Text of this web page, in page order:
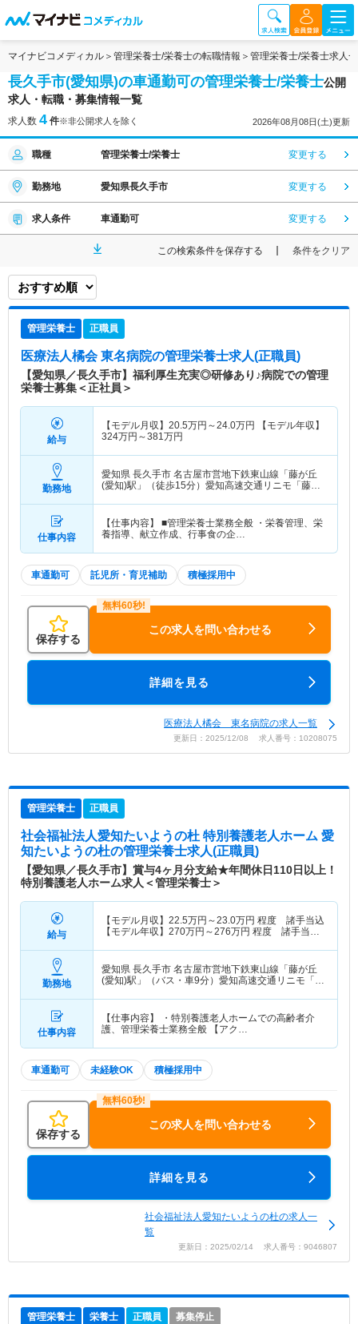
マイナビコメディカル 管理栄養士/栄養士の転職情報 管理栄養士/栄養士求人
長久手市(愛知県)の車通勤可の管理栄養士/栄養士公開
求人・転職・募集情報一覧
求人数 4 件※非公開求人を除く 2026年08月08日(土)更新
職種 管理栄養士/栄養士 変更する
勤務地 愛知県長久手市 変更する
求人条件 車通勤可 変更する
この検索条件を保存する 条件をクリア
管理栄養士 正職員
医療法人橘会 東名病院の管理栄養士求人(正職員)
【愛知県／長久手市】福利厚生充実◎研修あり♪病院での管理
栄養士募集＜正社員＞
給与
【モデル月収】 20.5万円～24.0万円
【モデル年収】
324万円～381万円
勤務地
愛知県 長久手市 名古屋市営地下鉄東山線「藤が丘
(愛知)駅」（徒歩15分）愛知高速交通リニモ「藤が
仕事内容
【仕事内容】 ■管理栄養士業務全般 ・栄養管理、栄
養指導、献立作成、行事食の企…
車通勤可 託児所・育児補助 積極採用中
保存する
この求人を問い合わせる
詳細を見る
医療法人橘会 東名病院の求人一覧
更新日：2025/12/08 求人番号：10208075
管理栄養士 正職員
社会福祉法人愛知たいようの杜 特別養護老人ホーム 愛
知たいようの杜の管理栄養士求人(正職員)
【愛知県／長久手市】賞与4ヶ月分支給★年間休日110日以上！
特別養護老人ホーム求人＜管理栄養士＞
給与
【モデル月収】 22.5万円～23.0万円 程度 諸手当込
【モデル年収】 270万円～276万円 程度 諸手当
勤務地
愛知県 長久手市 名古屋市営地下鉄東山線「藤が丘
(愛知)駅」（バス・車9分）愛知高速交通リニモ「は
仕事内容
【仕事内容】 ・特別養護老人ホームでの高齢者介
護、管理栄養士業務全般 【アク…
車通勤可 未経験OK 積極採用中
保存する
この求人を問い合わせる
詳細を見る
社会福祉法人愛知たいようの杜の求人一
覧
更新日：2025/02/14 求人番号：9046807
管理栄養士 栄養士 正職員 募集停止